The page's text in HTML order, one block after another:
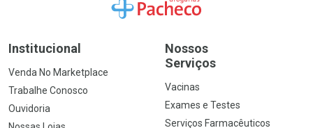
Ir para a Home
Institucional
Venda No Marketplace
Trabalhe Conosco
Ouvidoria
Nossos
Serviços
Vacinas
Exames e Testes
Serviços Farmacêuticos